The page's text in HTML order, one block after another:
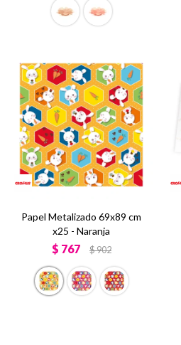
Papel Metalizado 69x89 cm
x25 - Naranja
$ 767 $902